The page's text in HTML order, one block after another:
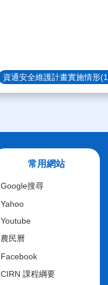
資通安全維護計畫實施情形
常用網站
Google搜尋
Yahoo
Youtube
農民曆
Facebook
CIRN 課程綱要